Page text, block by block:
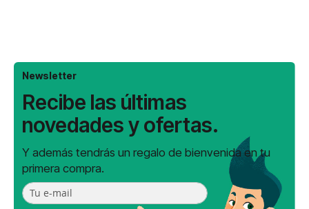
Newsletter
Recibe las últimas
novedades y ofertas.
Y además tendrás un regalo de bienvenida en tu
primera compra.